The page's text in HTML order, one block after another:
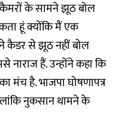
के सामने झूठ बोल
हूं क्योंकि मैं एक
कैडर से झूठ नहीं बोल
नाराज हैं. उन्होंने कहा कि
मंच है. भाजपा घोषणापत्र
नुकसान थामने के